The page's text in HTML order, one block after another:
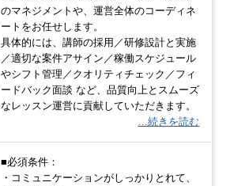
のマネジメントや、運営全体のコーディネ
ートをお任せします。
具体的には、講師の採用／研修設計と実施
／適切な案件アサイン／稼働スケジュール
やシフト管理／クオリティチェック／フィ
ードバック面談 など、品質向上とスムーズ
なレッスン運営に貢献していただきます。
…続きを読む
■必須条件：
・コミュニケーションがしっかりとれて、